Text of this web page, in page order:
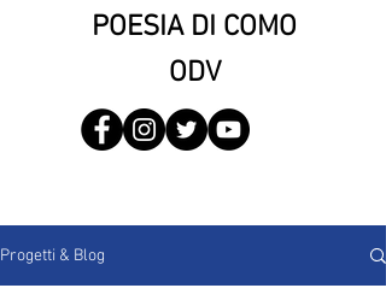
POESIA DI COMO
ODV
Progetti & Blog